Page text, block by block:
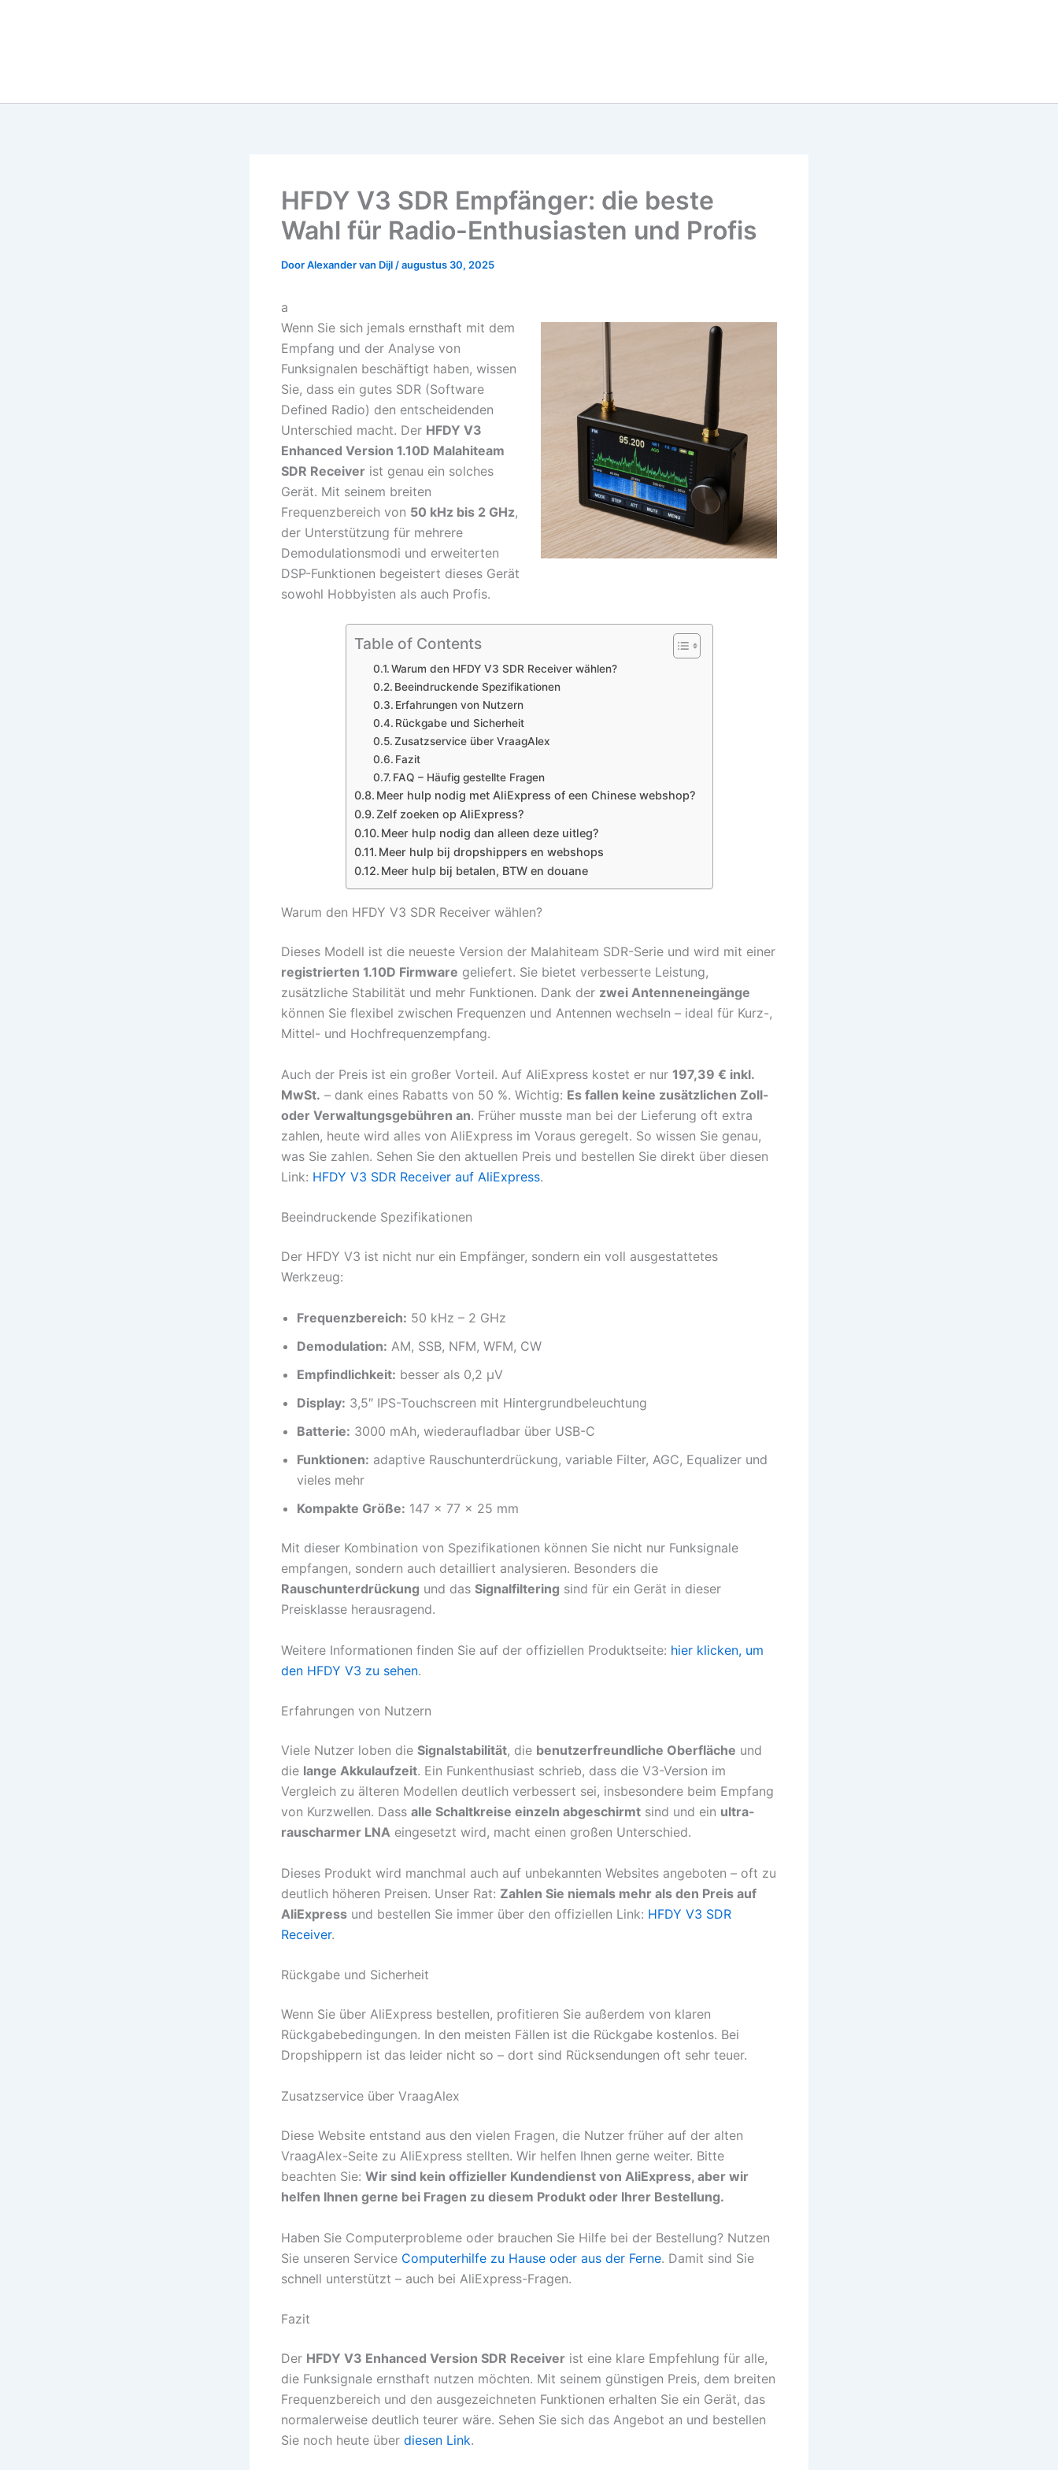
HFDY V3 SDR Empfänger: die beste
Wahl für Radio-Enthusiasten und Profis
DoorAlexander van Dijl /augustus 30, 2025
a
Wenn Sie sich jemals ernsthaft mit dem
Empfang und der Analyse von
Funksignalen beschäftigt haben, wissen
Sie, dass ein gutes SDR (Software
Defined Radio) den entscheidenden
Unterschied macht. Der HFDY V3
Enhanced Version 1.10D Malahiteam
SDR Receiver ist genau ein solches
Gerät. Mit seinem breiten
Frequenzbereich von 50 kHz bis 2 GHz,
der Unterstützung für mehrere
Demodulationsmodi und erweiterten
DSP-Funktionen begeistert dieses Gerät
sowohl Hobbyisten als auch Profis.
Table of Contents
Warum den HFDY V3 SDR Receiver wählen?
Beeindruckende Spezifikationen
Erfahrungen von Nutzern
Rückgabe und Sicherheit
Zusatzservice über VraagAlex
Fazit
FAQ – Häufig gestellte Fragen
Meer hulp nodig met AliExpress of een Chinese webshop?
Zelf zoeken op AliExpress?
Meer hulp nodig dan alleen deze uitleg?
Meer hulp bij dropshippers en webshops
Meer hulp bij betalen, BTW en douane
Warum den HFDY V3 SDR Receiver wählen?
Dieses Modell ist die neueste Version der Malahiteam SDR-Serie und wird mit einer
registrierten 1.10D Firmware geliefert. Sie bietet verbesserte Leistung,
zusätzliche Stabilität und mehr Funktionen. Dank der zwei Antenneneingänge
können Sie flexibel zwischen Frequenzen und Antennen wechseln – ideal für Kurz-,
Mittel- und Hochfrequenzempfang.
Auch der Preis ist ein großer Vorteil. Auf AliExpress kostet er nur 197,39 € inkl.
MwSt. – dank eines Rabatts von 50 %. Wichtig: Es fallen keine zusätzlichen Zoll-
oder Verwaltungsgebühren an. Früher musste man bei der Lieferung oft extra
zahlen, heute wird alles von AliExpress im Voraus geregelt. So wissen Sie genau,
was Sie zahlen. Sehen Sie den aktuellen Preis und bestellen Sie direkt über diesen
Link: HFDY V3 SDR Receiver auf AliExpress.
Beeindruckende Spezifikationen
Der HFDY V3 ist nicht nur ein Empfänger, sondern ein voll ausgestattetes
Werkzeug:
Frequenzbereich: 50 kHz – 2 GHz
Demodulation: AM, SSB, NFM, WFM, CW
Empfindlichkeit: besser als 0,2 μV
Display: 3,5″ IPS-Touchscreen mit Hintergrundbeleuchtung
Batterie: 3000 mAh, wiederaufladbar über USB-C
Funktionen: adaptive Rauschunterdrückung, variable Filter, AGC, Equalizer und
vieles mehr
Kompakte Größe: 147 x 77 x 25 mm
Mit dieser Kombination von Spezifikationen können Sie nicht nur Funksignale
empfangen, sondern auch detailliert analysieren. Besonders die
Rauschunterdrückung und das Signalfiltering sind für ein Gerät in dieser
Preisklasse herausragend.
Weitere Informationen finden Sie auf der offiziellen Produktseite: hier klicken, um
den HFDY V3 zu sehen.
Erfahrungen von Nutzern
Viele Nutzer loben die Signalstabilität, die benutzerfreundliche Oberfläche und
die lange Akkulaufzeit. Ein Funkenthusiast schrieb, dass die V3-Version im
Vergleich zu älteren Modellen deutlich verbessert sei, insbesondere beim Empfang
von Kurzwellen. Dass alle Schaltkreise einzeln abgeschirmt sind und ein ultra-
rauscharmer LNA eingesetzt wird, macht einen großen Unterschied.
Dieses Produkt wird manchmal auch auf unbekannten Websites angeboten – oft zu
deutlich höheren Preisen. Unser Rat: Zahlen Sie niemals mehr als den Preis auf
AliExpress und bestellen Sie immer über den offiziellen Link: HFDY V3 SDR
Receiver.
Rückgabe und Sicherheit
Wenn Sie über AliExpress bestellen, profitieren Sie außerdem von klaren
Rückgabebedingungen. In den meisten Fällen ist die Rückgabe kostenlos. Bei
Dropshippern ist das leider nicht so – dort sind Rücksendungen oft sehr teuer.
Zusatzservice über VraagAlex
Diese Website entstand aus den vielen Fragen, die Nutzer früher auf der alten
VraagAlex-Seite zu AliExpress stellten. Wir helfen Ihnen gerne weiter. Bitte
beachten Sie: Wir sind kein offizieller Kundendienst von AliExpress, aber wir
helfen Ihnen gerne bei Fragen zu diesem Produkt oder Ihrer Bestellung.
Haben Sie Computerprobleme oder brauchen Sie Hilfe bei der Bestellung? Nutzen
Sie unseren Service Computerhilfe zu Hause oder aus der Ferne. Damit sind Sie
schnell unterstützt – auch bei AliExpress-Fragen.
Fazit
Der HFDY V3 Enhanced Version SDR Receiver ist eine klare Empfehlung für alle,
die Funksignale ernsthaft nutzen möchten. Mit seinem günstigen Preis, dem breiten
Frequenzbereich und den ausgezeichneten Funktionen erhalten Sie ein Gerät, das
normalerweise deutlich teurer wäre. Sehen Sie sich das Angebot an und bestellen
Sie noch heute über diesen Link.